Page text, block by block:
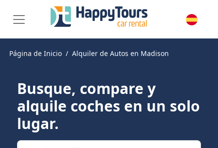
Página de Inicio Alquiler de Autos en Madison
Busque, compare y
alquile coches en un solo
lugar.